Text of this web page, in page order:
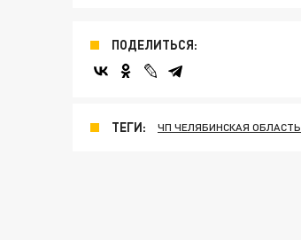
ПОДЕЛИТЬСЯ:
ТЕГИ: ЧП ЧЕЛЯБИНСКАЯ ОБЛАСТЬ